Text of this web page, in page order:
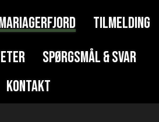
TILMELDING
SPØRGSMÅL & SVAR
KONTAKT